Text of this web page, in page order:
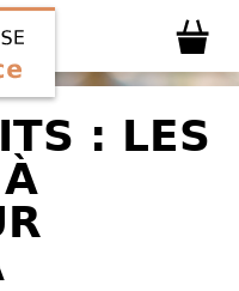
: LES